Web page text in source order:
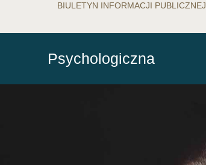
BIULETYN INFORMACJI PUBLICZNEJ
Psychologiczna